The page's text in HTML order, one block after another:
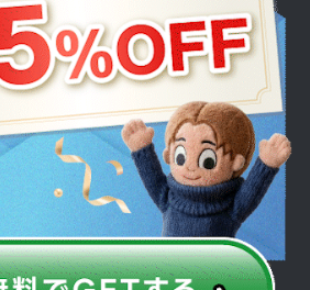
のような治療ですか？
ような人におすすめですか？
増大は同時に受けられますか？